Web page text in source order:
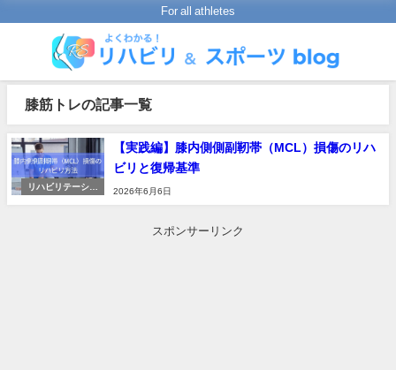
For all athletes
膝筋トレの記事一覧
リハビリテーショ
【実践編】膝内側側副靭帯（MCL）損傷のリハ
ビリと復帰基準
2026年6月6日
スポンサーリンク